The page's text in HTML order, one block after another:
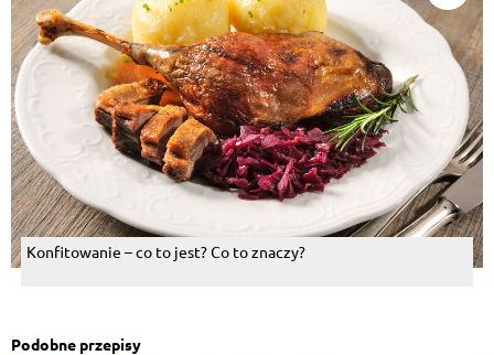
Konfitowanie – co to jest? Co to znaczy?
Podobne przepisy